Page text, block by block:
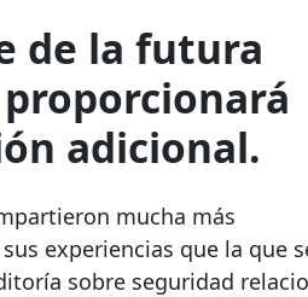
de la futura
adicional.
mucha más
experiencias que la que
sobre seguridad